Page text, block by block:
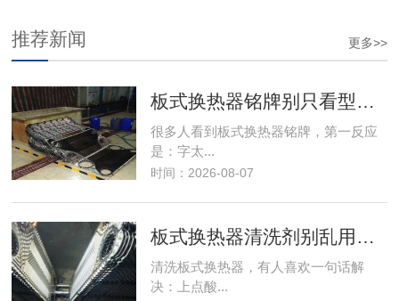
更多>>
推荐新闻
板式换热器铭牌别只看型号，上面藏着很
很多人看到板式换热器铭牌，第一反应
是：字太...
时间：2026-08-07
板式换热器清洗剂别乱用，选错可能伤板
清洗板式换热器，有人喜欢一句话解
决：上点酸...